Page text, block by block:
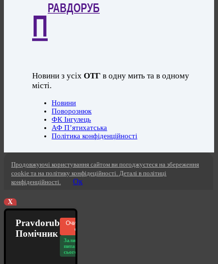
П
РАВДОРУБ
Новини з усіхОТГ в одну мить та в одному
місті.
Новини
Поворознюк
ФК Інгулець
АФ П’ятихатська
Політика конфіденційності
Продовжуючі користування сайтом ви погоджуєтеся на збереження
cookie та на політику конфідеційності. Деталі в політиці
конфіденційності.
Ок
X
Pravdorub
Помічник
Очистити
чат
Залишилось
питань
сьогодні: 20